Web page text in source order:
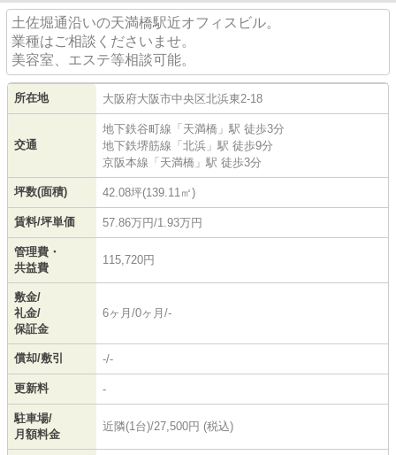
土佐堀通沿いの天満橋駅近オフィスビル。
業種はご相談くださいませ。
美容室、エステ等相談可能。
所在地 大阪府大阪市中央区北浜東2-18
交通
地下鉄谷町線 「天満橋 」駅 徒歩3分
地下鉄堺筋線 「北浜 」駅 徒歩9分
京阪本線 「天満橋 」駅 徒歩3分
坪数(面積) 42.08坪(139.11㎡)
賃料/坪単価 57.86万円/1.93万円
管理費・
共益費
115,720円
敷金/
礼金/
保証金
6ヶ月/0ヶ月/-
償却/敷引 -/-
更新料 -
駐車場/
月額料金
近隣(1台)/27,500円 (税込)